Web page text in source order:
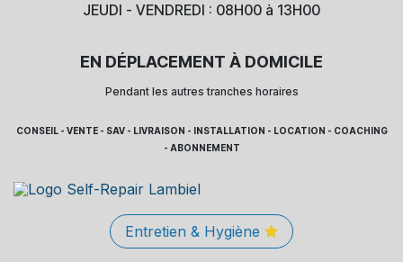
JEUDI - VENDREDI : 08H00 à 13H00
EN DÉPLACEMENT À DOMICILE
Pendant les autres tranches horaires
CONSEIL - VENTE - SAV - LIVRAISON - INSTALLATION - LOCATION - COACHING
- ABONNEMENT
Entretien & Hygiène